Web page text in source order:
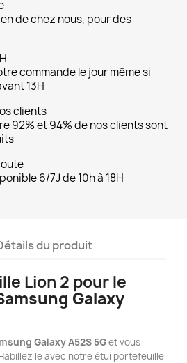
de chez nous, pour des
commande le jour même si
13H
clients
92% et 94% de nos clients sont
6/7J de 10h à 18H
du produit
Lion 2 pour le
Galaxy
Galaxy A52S 5Get vous
le avec notre étui portefeuille